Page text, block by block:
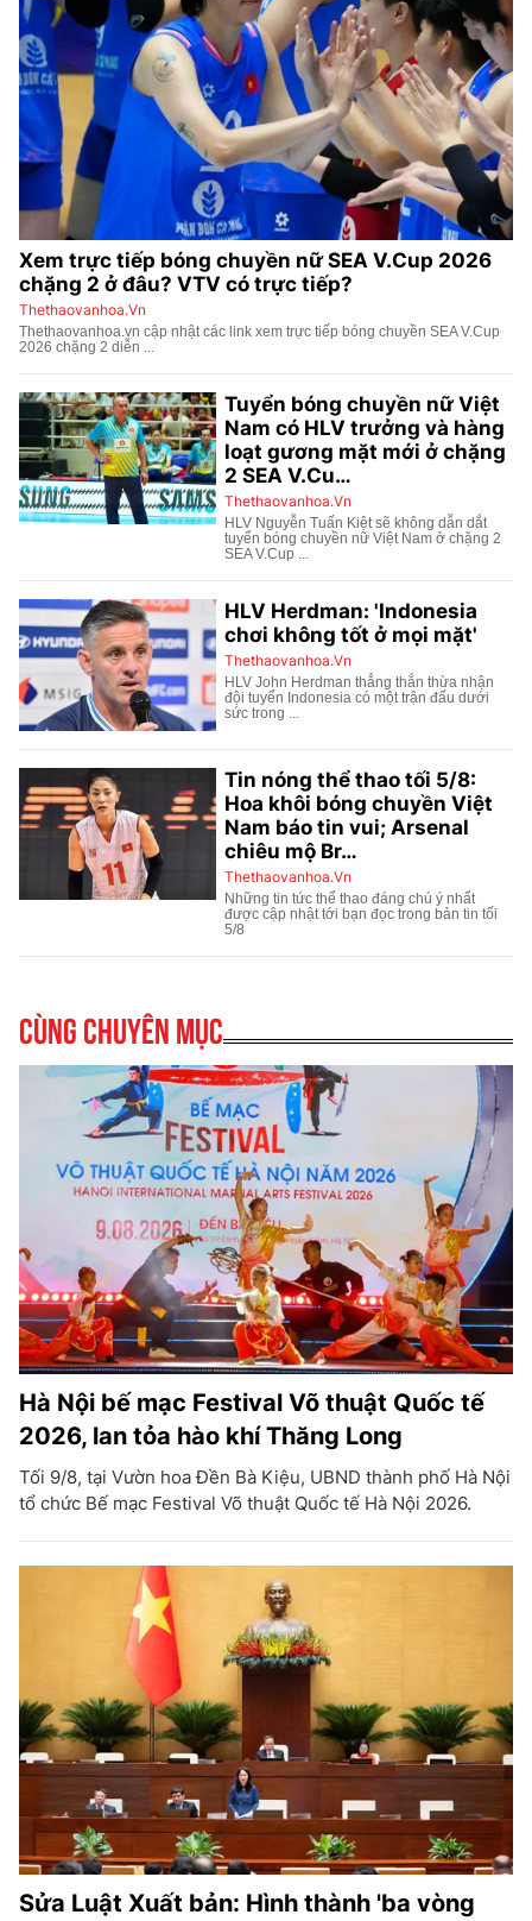
Cùng chuyên mục
Hà Nội bế mạc Festival Võ thuật Quốc tế
2026, lan tỏa hào khí Thăng Long
Tối 9/8, tại Vườn hoa Đền Bà Kiệu, UBND thành phố Hà Nội
tổ chức Bế mạc Festival Võ thuật Quốc tế Hà Nội 2026.
Sửa Luật Xuất bản: Hình thành 'ba vòng